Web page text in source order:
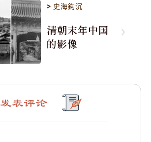
> 史海鈎沉
清朝末年中国
的影像
发表评论